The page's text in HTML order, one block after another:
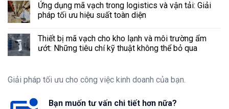
Ứng dụng mã vạch trong logistics và vận tải: Giải
pháp tối ưu hiệu suất toàn diện
Thiết bị mã vạch cho kho lạnh và môi trường ẩm
ướt: Những tiêu chí kỹ thuật không thể bỏ qua
Giải pháp tối ưu cho công việc kinh doanh của bạn.
Bạn muốn tư vấn chi tiết hơn nữa?